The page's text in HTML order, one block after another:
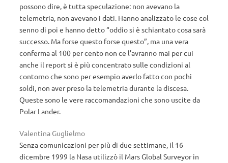
possono dire, è tutta speculazione: non avevano la
telemetria, non avevano i dati. Hanno analizzato le cose col
senno di poi e hanno detto “oddio si è schiantato cosa sarà
successo. Ma forse questo forse questo”, ma una vera
conferma al 100 per cento non ce l’avranno mai per cui
anche il report si è più concentrato sulle condizioni al
contorno che sono per esempio averlo fatto con pochi
soldi, non aver preso la telemetria durante la discesa.
Queste sono le vere raccomandazioni che sono uscite da
Polar Lander.
Valentina Guglielmo
Senza comunicazioni per più di due settimane, il 16
dicembre 1999 la Nasa utilizzò il Mars Global Surveyor in